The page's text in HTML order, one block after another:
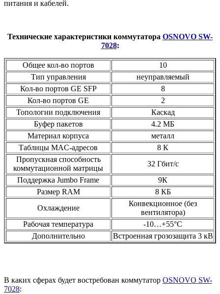
питания и кабелей.
Технические характеристики коммутатора OSNOVO SW-
7028:
Общее кол-во портов
10
Тип управления
неуправляемый
Кол-во портов GE SFP
8
Кол-во портов GE
2
Топологии подключения
Каскад
Буфер пакетов
4.2 МБ
Материал корпуса
металл
Таблицы MAC-адресов
8 К
Пропускная способность
коммутационной матрицы
32 Гбит/с
Поддержка Jumbo Frame
9К
Размер RAM
8 КБ
Охлаждение
Конвекционное (без
вентилятора)
Рабочая температура
-10…+55°С
Дополнительно
Встроенная грозозащита 3 кВ
В каких сферах будет востребован коммутатор OSNOVO SW-
7028: